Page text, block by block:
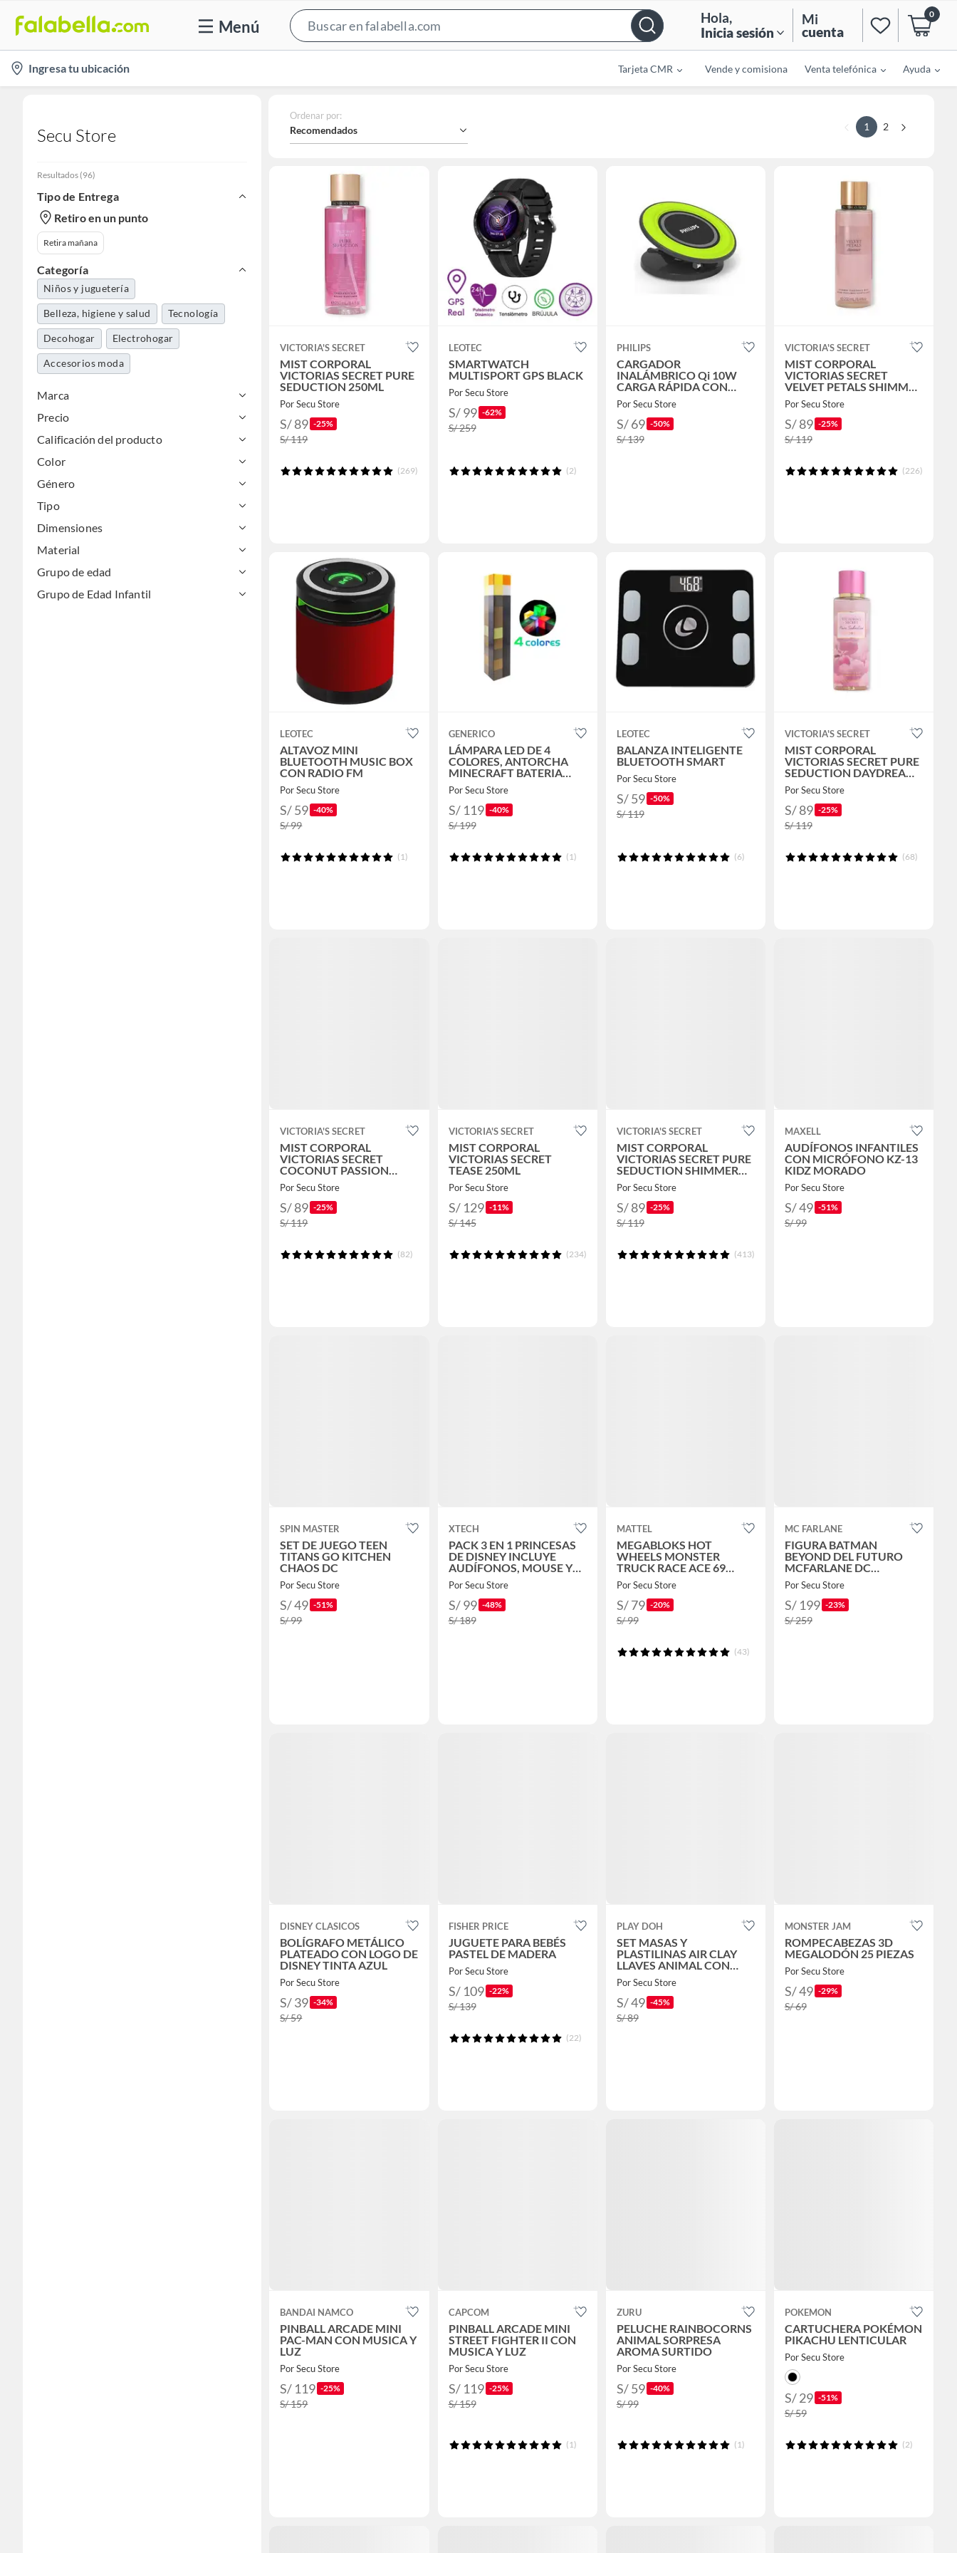
Menú
Bar
Hola,
Inicia sesión
Mi
cuenta
0
location-
icon
Ingresa tu ubicación Tarjeta CMR Vende y comisiona Venta telefónica Ayuda
Secu Store
Resultados (96)
Tipo de Entrega
Retiro en un punto
Retira mañana
Categoría
Niños y juguetería
Belleza, higiene y salud Tecnología
Decohogar Electrohogar
Accesorios moda
Marca
Precio
Calificación del producto
Color
Género
Tipo
Dimensiones
Material
Grupo de edad
Grupo de Edad Infantil
Ordenar por:
Recomendados 1 2
VICTORIA'S SECRET
MIST CORPORAL
VICTORIAS SECRET PURE
SEDUCTION 250ML
Por Secu Store
S/ 89 -25%
S/ 119
(269)
LEOTEC
SMARTWATCH
MULTISPORT GPS BLACK
Por Secu Store
S/ 99 -62%
S/ 259
(2)
PHILIPS
CARGADOR
INALÁMBRICO Qi 10W
CARGA RÁPIDA CON
BASE REGULABLE
Por Secu Store
S/ 69 -50%
S/ 139
VICTORIA'S SECRET
MIST CORPORAL
VICTORIAS SECRET
VELVET PETALS SHIMMER
250ML
Por Secu Store
S/ 89 -25%
S/ 119
(226)
LEOTEC
ALTAVOZ MINI
BLUETOOTH MUSIC BOX
CON RADIO FM
Por Secu Store
S/ 59 -40%
S/ 99
(1)
GENERICO
LÁMPARA LED DE 4
COLORES, ANTORCHA
MINECRAFT BATERIA
RECARGABLE
Por Secu Store
S/ 119 -40%
S/ 199
(1)
LEOTEC
BALANZA INTELIGENTE
BLUETOOTH SMART
Por Secu Store
S/ 59 -50%
S/ 119
(6)
VICTORIA'S SECRET
MIST CORPORAL
VICTORIAS SECRET PURE
SEDUCTION DAYDREAM
250ML
Por Secu Store
S/ 89 -25%
S/ 119
(68)
VICTORIA'S SECRET
MIST CORPORAL
VICTORIAS SECRET
COCONUT PASSION
SHIMMER 250ML
Por Secu Store
S/ 89 -25%
S/ 119
(82)
VICTORIA'S SECRET
MIST CORPORAL
VICTORIAS SECRET
TEASE 250ML
Por Secu Store
S/ 129 -11%
S/ 145
(234)
VICTORIA'S SECRET
MIST CORPORAL
VICTORIAS SECRET PURE
SEDUCTION SHIMMER
250ML
Por Secu Store
S/ 89 -25%
S/ 119
(413)
MAXELL
AUDÍFONOS INFANTILES
CON MICRÓFONO KZ-13
KIDZ MORADO
Por Secu Store
S/ 49 -51%
S/ 99
SPIN MASTER
SET DE JUEGO TEEN
TITANS GO KITCHEN
CHAOS DC
Por Secu Store
S/ 49 -51%
S/ 99
XTECH
PACK 3 EN 1 PRINCESAS
DE DISNEY INCLUYE
AUDÍFONOS, MOUSE Y
MOUSE PAD
Por Secu Store
S/ 99 -48%
S/ 189
MATTEL
MEGABLOKS HOT
WHEELS MONSTER
TRUCK RACE ACE 69
PIEZAS
Por Secu Store
S/ 79 -20%
S/ 99
(43)
MC FARLANE
FIGURA BATMAN
BEYOND DEL FUTURO
MCFARLANE DC
ANIVERSARIO 25 CM
Por Secu Store
S/ 199 -23%
S/ 259
DISNEY CLASICOS
BOLÍGRAFO METÁLICO
PLATEADO CON LOGO DE
DISNEY TINTA AZUL
Por Secu Store
S/ 39 -34%
S/ 59
FISHER PRICE
JUGUETE PARA BEBÉS
PASTEL DE MADERA
Por Secu Store
S/ 109 -22%
S/ 139
(22)
PLAY DOH
SET MASAS Y
PLASTILINAS AIR CLAY
LLAVES ANIMAL CON
ACCESORIOS
Por Secu Store
S/ 49 -45%
S/ 89
MONSTER JAM
ROMPECABEZAS 3D
MEGALODÓN 25 PIEZAS
Por Secu Store
S/ 49 -29%
S/ 69
BANDAI NAMCO
PINBALL ARCADE MINI
PAC-MAN CON MUSICA Y
LUZ
Por Secu Store
S/ 119 -25%
S/ 159
CAPCOM
PINBALL ARCADE MINI
STREET FIGHTER II CON
MUSICA Y LUZ
Por Secu Store
S/ 119 -25%
S/ 159
(1)
ZURU
PELUCHE RAINBOCORNS
ANIMAL SORPRESA
AROMA SURTIDO
Por Secu Store
S/ 59 -40%
S/ 99
(1)
POKEMON
CARTUCHERA POKÉMON
PIKACHU LENTICULAR
Por Secu Store
S/ 29 -51%
S/ 59
(2)